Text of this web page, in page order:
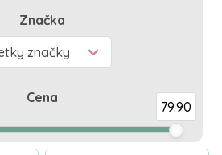
Značka
Cena
79.90